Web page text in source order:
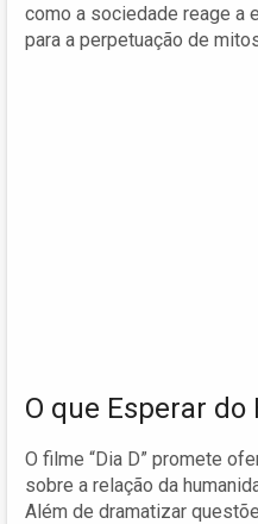
como a sociedade reage a
para a perpetuação de
O que Esperar do
O filme “Dia D” promete
sobre a relação da
Além de dramatizar